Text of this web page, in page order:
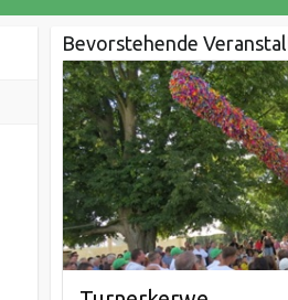
Bevorstehende